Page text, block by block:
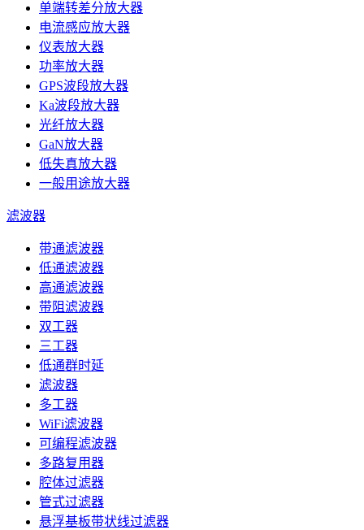
单端转差分放大器
电流感应放大器
仪表放大器
功率放大器
GPS波段放大器
Ka波段放大器
光纤放大器
GaN放大器
低失真放大器
一般用途放大器
滤波器
带通滤波器
低通滤波器
高通滤波器
带阻滤波器
双工器
三工器
低通群时延
滤波器
多工器
WiFi滤波器
可编程滤波器
多路复用器
腔体过滤器
管式过滤器
悬浮基板带状线过滤器